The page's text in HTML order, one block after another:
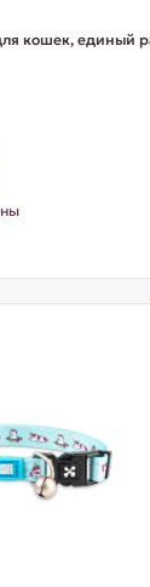
кошек, единый